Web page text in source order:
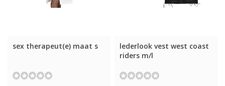
sex therapeut(e) maat s
lederlook vest west coast
riders m/l